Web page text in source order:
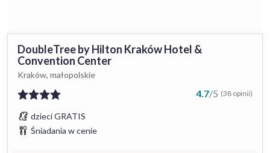
DoubleTree by Hilton Kraków Hotel &
Convention Center
Kraków, małopolskie
4.7/5 (38 opinii)
dzieci GRATIS
Śniadania w cenie